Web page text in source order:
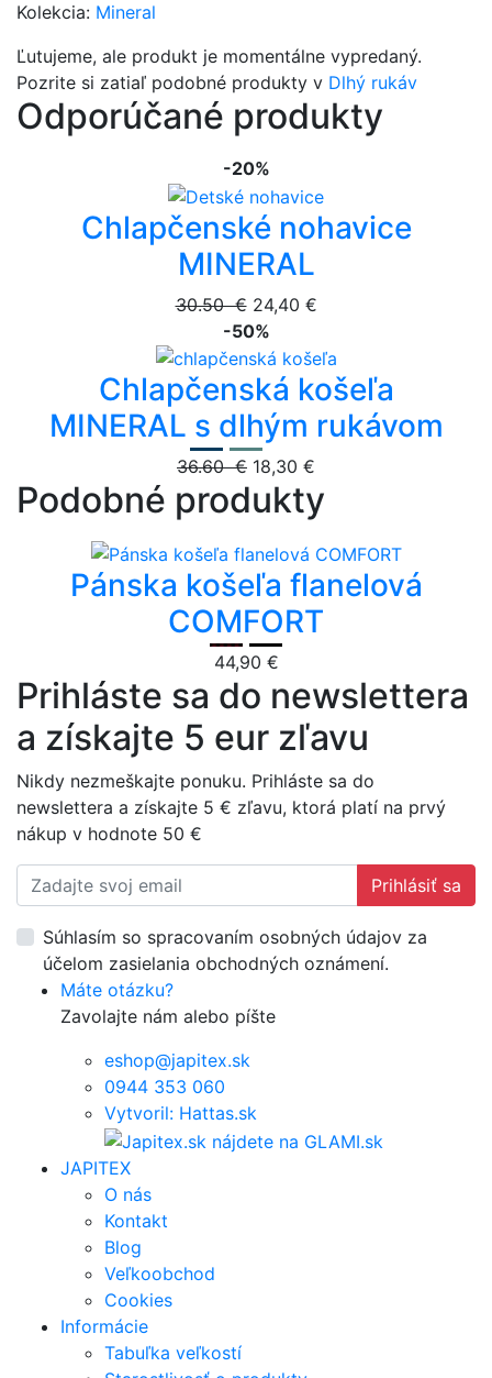
Kolekcia: Mineral
Ľutujeme, ale produkt je momentálne vypredaný.
Pozrite si zatiaľ podobné produkty v Dlhý rukáv
Odporúčané produkty
-20%
Chlapčenské nohavice
MINERAL
30.50 € 24,40 €
-50%
Chlapčenská košeľa
MINERAL s dlhým rukávom
36.60 € 18,30 €
Podobné produkty
Pánska košeľa flanelová
COMFORT
44,90 €
Prihláste sa do newslettera
a získajte 5 eur zľavu
Nikdy nezmeškajte ponuku. Prihláste sa do
newslettera a získajte 5 € zľavu, ktorá platí na prvý
nákup v hodnote 50 €
Prihlásiť sa
Súhlasím so spracovaním osobných údajov za
účelom zasielania obchodných oznámení.
Máte otázku?
Zavolajte nám alebo píšte
eshop@japitex.sk
0944 353 060
Vytvoril: Hattas.sk
JAPITEX
O nás
Kontakt
Blog
Veľkoobchod
Cookies
Informácie
Tabuľka veľkostí